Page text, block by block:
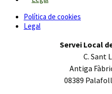
Política de cookies
Legal
Servei Local
C. Sant
Antiga
08389